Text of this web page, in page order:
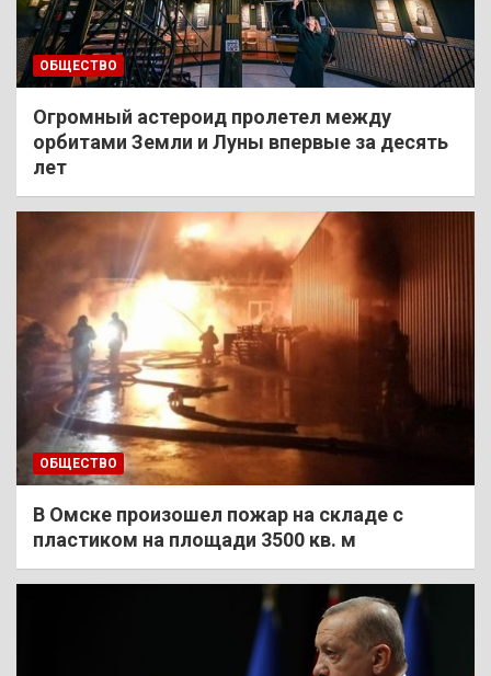
ОБЩЕСТВО
Огромный астероид пролетел между
орбитами Земли и Луны впервые за десять
лет
ОБЩЕСТВО
В Омске произошел пожар на складе с
пластиком на площади 3500 кв. м